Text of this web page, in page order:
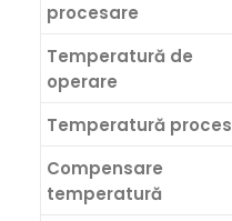
procesare
Temperatură de
operare
Temperatură proces
Compensare
temperatură